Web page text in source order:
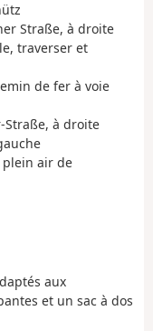
Straße, à droite
traverser et
de fer à voie
Straße, à droite
plein air de
aux
et un sac à dos